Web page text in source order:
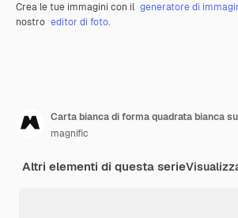
Crea le tue immagini con il generatore di
nostro editor di foto.
magnific
Altri elementi di questa serie